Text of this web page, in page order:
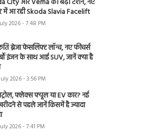
City और Verna की बढ़ी टेंशन, नए
में आ रही Skoda Slavia Facelift
2026 - 7:48 PM
ब्रेजा फेसलिफ्ट लॉन्च, नए फीचर्स
इंजन के साथ आई SUV, जानें क्या है
2026 - 3:56 PM
फ्लेक्स फ्यूल या EV कार? नई
से पहले जानें किसमें है ज्यादा
2026 - 7:41 PM